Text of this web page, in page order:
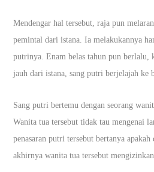
Mendengar hal tersebut, raja pun
pemintal dari istana. Ia melakukannya
putrinya. Enam belas tahun pun berlalu,
jauh dari istana, sang putri berjelajah ke
Sang putri bertemu dengan seorang
Wanita tua tersebut tidak tau mengenai
penasaran putri tersebut bertanya apakah
akhirnya wanita tua tersebut